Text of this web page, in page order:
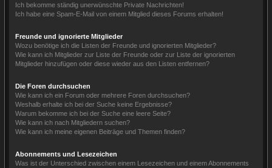
Ich bekomme ständig unerwünschte Private Nachrichten!
Ich habe eine Spam-E-Mail von einem Mitglied dieses Forums erhalten!
Freunde und ignorierte Mitglieder
Wozu benötige ich die Listen der Freunde und ignorierten Mitglieder?
Wie kann ich Mitglieder zur Liste der Freunde oder zur Liste der ignorierten
Mitglieder hinzufügen oder diese wieder aus den Listen entfernen?
Die Foren durchsuchen
Wie kann ich ein Forum oder mehrere Foren durchsuchen?
Weshalb erhalte ich bei der Suche keine Ergebnisse?
Warum bekomme ich bei der Suche eine leere Seite?
Wie kann ich nach Mitgliedern suchen?
Wie kann ich meine eigenen Beiträge und Themen finden?
Abonnements und Lesezeichen
Was ist der Unterschied zwischen einem Lesezeichen und einem Abonnements